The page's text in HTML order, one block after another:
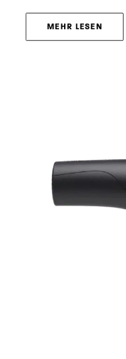
MEHR LESEN